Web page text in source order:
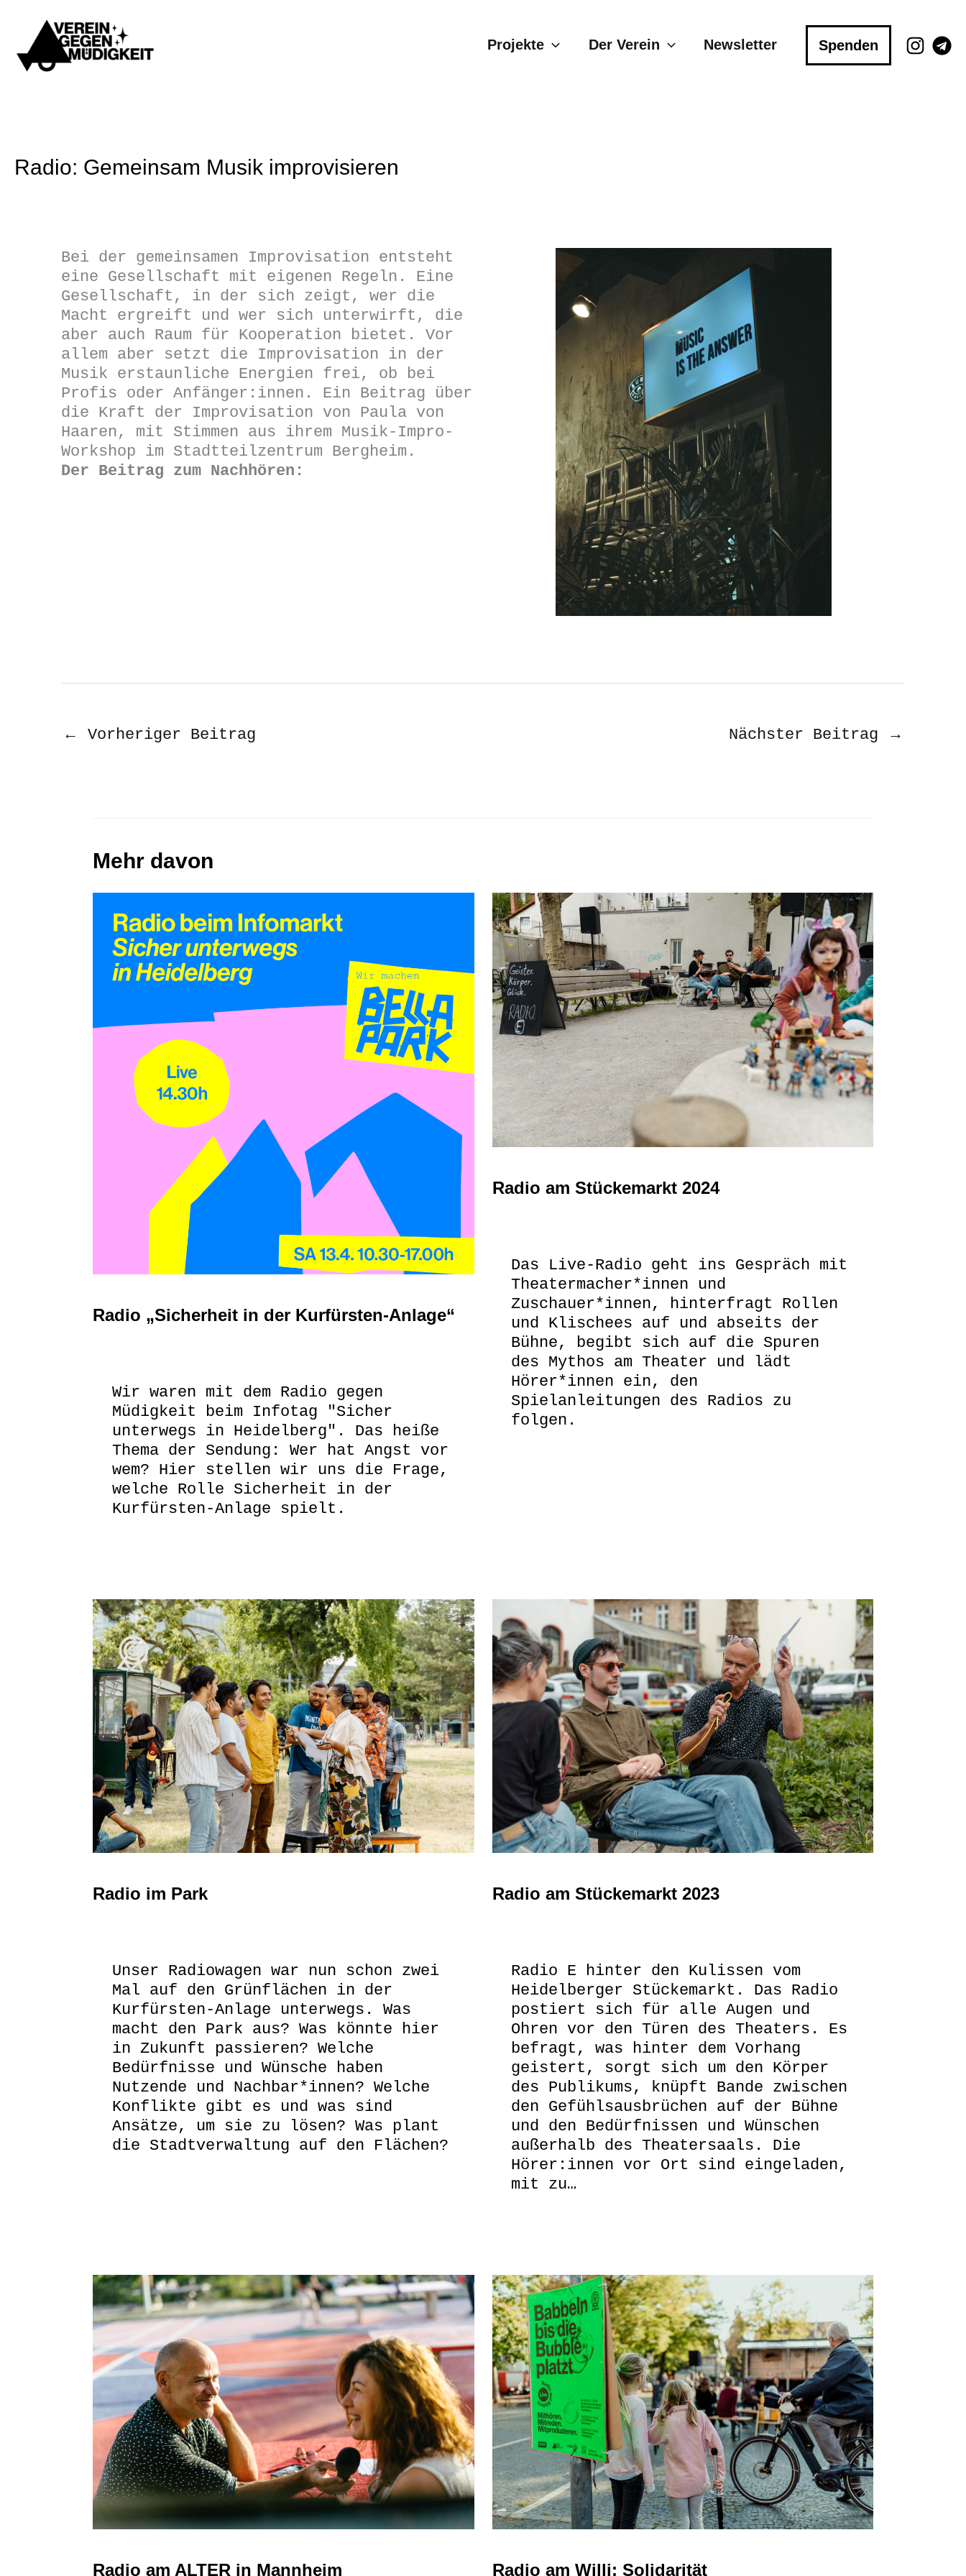
springen
Projekte Der Verein Newsletter Spenden
Radio: Gemeinsam Musik improvisieren
Bei der gemeinsamen Improvisation entsteht
eine Gesellschaft mit eigenen Regeln. Eine
Gesellschaft, in der sich zeigt, wer die
Macht ergreift und wer sich unterwirft, die
aber auch Raum für Kooperation bietet. Vor
allem aber setzt die Improvisation in der
Musik erstaunliche Energien frei, ob bei
Profis oder Anfänger:innen. Ein Beitrag über
die Kraft der Improvisation von Paula von
Haaren, mit Stimmen aus ihrem Musik-Impro-
Workshop im Stadtteilzentrum Bergheim.
Der Beitrag zum Nachhören:
← Vorheriger Beitrag Nächster Beitrag →
Mehr davon
Radio „Sicherheit in der Kurfürsten-Anlage“
Wir waren mit dem Radio gegen
Müdigkeit beim Infotag "Sicher
unterwegs in Heidelberg". Das heiße
Thema der Sendung: Wer hat Angst vor
wem? Hier stellen wir uns die Frage,
welche Rolle Sicherheit in der
Kurfürsten-Anlage spielt.
Radio am Stückemarkt 2024
Das Live-Radio geht ins Gespräch mit
Theatermacher*innen und
Zuschauer*innen, hinterfragt Rollen
und Klischees auf und abseits der
Bühne, begibt sich auf die Spuren
des Mythos am Theater und lädt
Hörer*innen ein, den
Spielanleitungen des Radios zu
folgen.
Radio im Park
Unser Radiowagen war nun schon zwei
Mal auf den Grünflächen in der
Kurfürsten-Anlage unterwegs. Was
macht den Park aus? Was könnte hier
in Zukunft passieren? Welche
Bedürfnisse und Wünsche haben
Nutzende und Nachbar*innen? Welche
Konflikte gibt es und was sind
Ansätze, um sie zu lösen? Was plant
die Stadtverwaltung auf den Flächen?
Radio am Stückemarkt 2023
Radio E hinter den Kulissen vom
Heidelberger Stückemarkt. Das Radio
postiert sich für alle Augen und
Ohren vor den Türen des Theaters. Es
befragt, was hinter dem Vorhang
geistert, sorgt sich um den Körper
des Publikums, knüpft Bande zwischen
den Gefühlsausbrüchen auf der Bühne
und den Bedürfnissen und Wünschen
außerhalb des Theatersaals. Die
Hörer:innen vor Ort sind eingeladen,
mit zu…
Radio am ALTER in Mannheim Radio am Willi: Solidarität